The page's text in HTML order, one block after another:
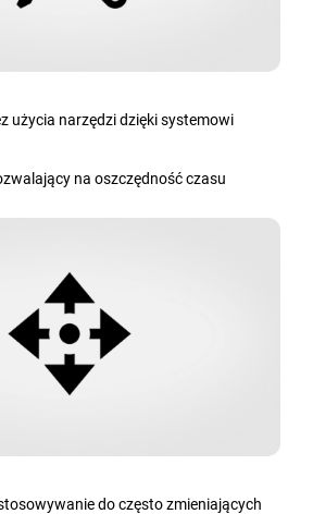
użycia narzędzi dzięki systemowi
na oszczędność czasu
do często zmieniających